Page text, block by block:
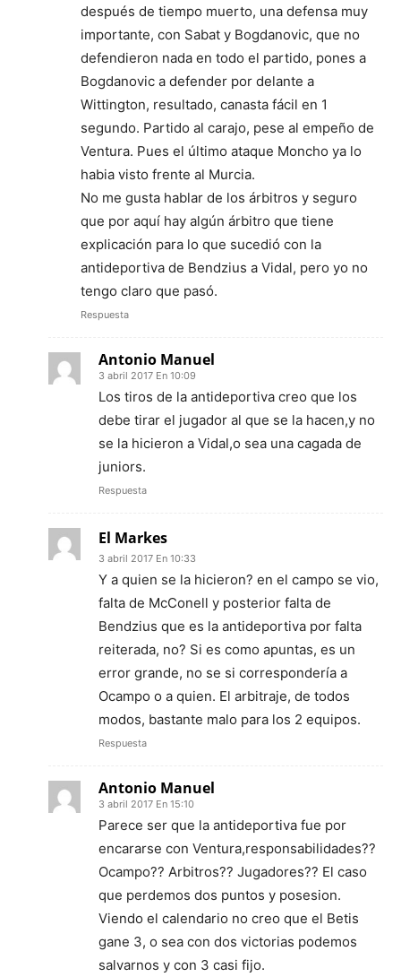
después de tiempo muerto, una defensa muy
importante, con Sabat y Bogdanovic, que no
defendieron nada en todo el partido, pones a
Bogdanovic a defender por delante a
Wittington, resultado, canasta fácil en 1
segundo. Partido al carajo, pese al empeño de
Ventura. Pues el último ataque Moncho ya lo
habia visto frente al Murcia.
No me gusta hablar de los árbitros y seguro
que por aquí hay algún árbitro que tiene
explicación para lo que sucedió con la
antideportiva de Bendzius a Vidal, pero yo no
tengo claro que pasó.
Respuesta
Antonio Manuel
3 abril 2017 En 10:09
Los tiros de la antideportiva creo que los
debe tirar el jugador al que se la hacen,y no
se la hicieron a Vidal,o sea una cagada de
juniors.
Respuesta
El Markes
3 abril 2017 En 10:33
Y a quien se la hicieron? en el campo se vio,
falta de McConell y posterior falta de
Bendzius que es la antideportiva por falta
reiterada, no? Si es como apuntas, es un
error grande, no se si correspondería a
Ocampo o a quien. El arbitraje, de todos
modos, bastante malo para los 2 equipos.
Respuesta
Antonio Manuel
3 abril 2017 En 15:10
Parece ser que la antideportiva fue por
encararse con Ventura,responsabilidades??
Ocampo?? Arbitros?? Jugadores?? El caso
que perdemos dos puntos y posesion.
Viendo el calendario no creo que el Betis
gane 3, o sea con dos victorias podemos
salvarnos y con 3 casi fijo.